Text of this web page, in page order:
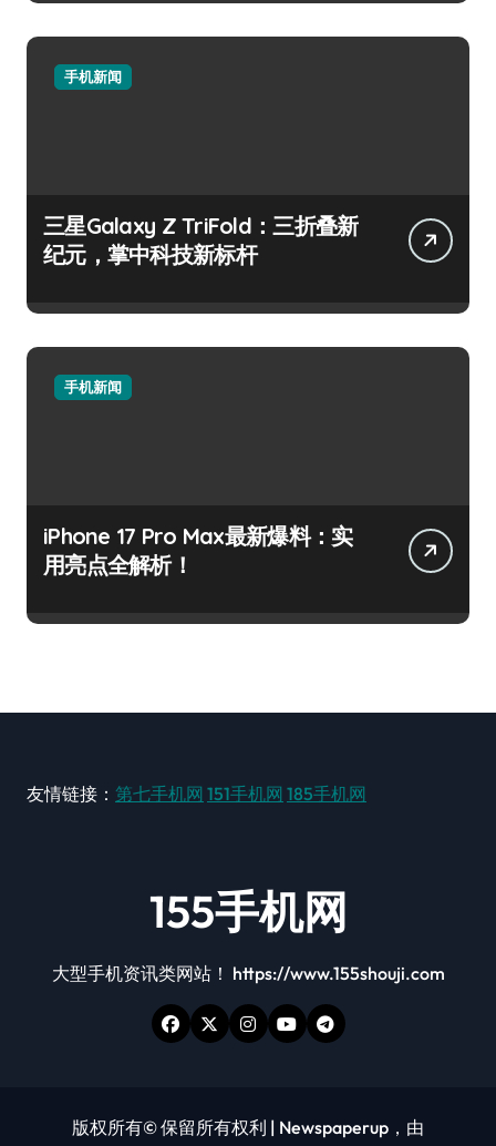
手机新闻
三星Galaxy Z TriFold：三折叠新
纪元，掌中科技新标杆
手机新闻
iPhone 17 Pro Max最新爆料：实
用亮点全解析！
友情链接： 第七手机网 151手机网 185手机网
155手机网
大型手机资讯类网站！ https://www.155shouji.com
版权所有© 保留所有权利 | Newspaperup ，由